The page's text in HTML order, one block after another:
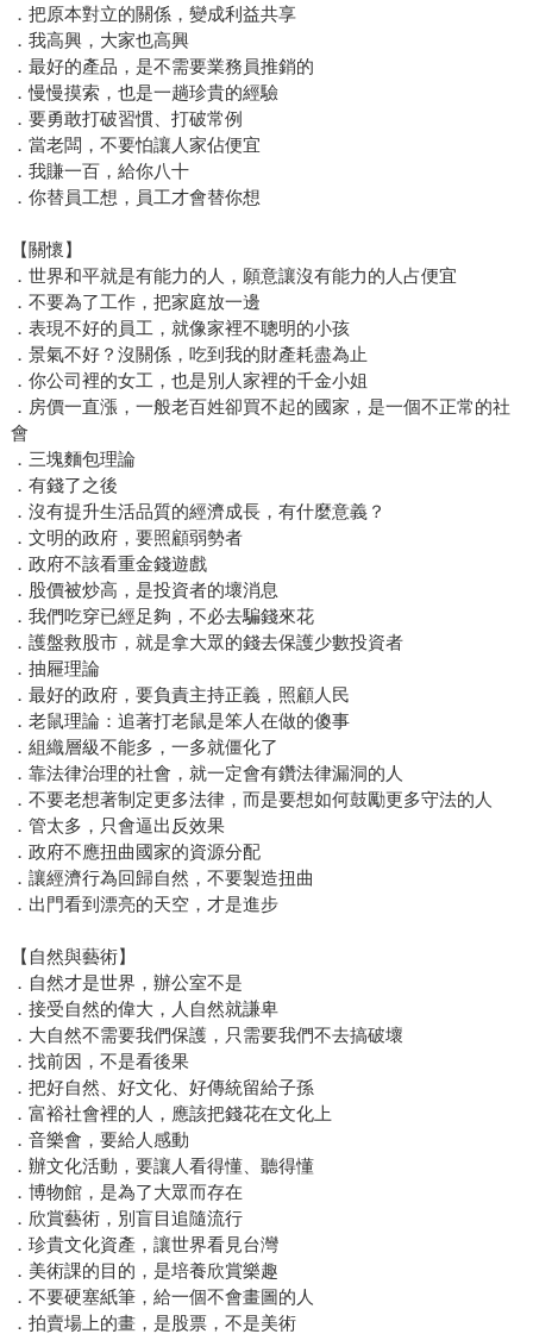
．把原本對立的關係，變成利益共享
．我高興，大家也高興
．最好的產品，是不需要業務員推銷的
．慢慢摸索，也是一趟珍貴的經驗
．要勇敢打破習慣、打破常例
．當老闆，不要怕讓人家佔便宜
．我賺一百，給你八十
．你替員工想，員工才會替你想
【關懷】
．世界和平就是有能力的人，願意讓沒有能力的人占便宜
．不要為了工作，把家庭放一邊
．表現不好的員工，就像家裡不聰明的小孩
．景氣不好？沒關係，吃到我的財產耗盡為止
．你公司裡的女工，也是別人家裡的千金小姐
．房價一直漲，一般老百姓卻買不起的國家，是一個不正常的社
會
．三塊麵包理論
．有錢了之後
．沒有提升生活品質的經濟成長，有什麼意義？
．文明的政府，要照顧弱勢者
．政府不該看重金錢遊戲
．股價被炒高，是投資者的壞消息
．我們吃穿已經足夠，不必去騙錢來花
．護盤救股市，就是拿大眾的錢去保護少數投資者
．抽屜理論
．最好的政府，要負責主持正義，照顧人民
．老鼠理論：追著打老鼠是笨人在做的傻事
．組織層級不能多，一多就僵化了
．靠法律治理的社會，就一定會有鑽法律漏洞的人
．不要老想著制定更多法律，而是要想如何鼓勵更多守法的人
．管太多，只會逼出反效果
．政府不應扭曲國家的資源分配
．讓經濟行為回歸自然，不要製造扭曲
．出門看到漂亮的天空，才是進步
【自然與藝術】
．自然才是世界，辦公室不是
．接受自然的偉大，人自然就謙卑
．大自然不需要我們保護，只需要我們不去搞破壞
．找前因，不是看後果
．把好自然、好文化、好傳統留給子孫
．富裕社會裡的人，應該把錢花在文化上
．音樂會，要給人感動
．辦文化活動，要讓人看得懂、聽得懂
．博物館，是為了大眾而存在
．欣賞藝術，別盲目追隨流行
．珍貴文化資產，讓世界看見台灣
．美術課的目的，是培養欣賞樂趣
．不要硬塞紙筆，給一個不會畫圖的人
．拍賣場上的畫，是股票，不是美術